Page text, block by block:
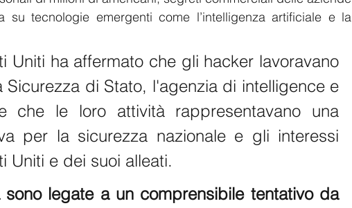
su tecnologie emergenti come l’intelligenza artificiale e la
Uniti ha affermato che gli hacker lavoravano
Sicurezza di Stato, l'agenzia di intelligence e
che le loro attività rappresentavano una
per la sicurezza nazionale e gli interessi
Uniti e dei suoi alleati.
sono legate a un comprensibile tentativo da